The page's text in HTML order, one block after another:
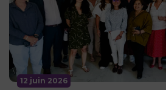
12 juin 2026